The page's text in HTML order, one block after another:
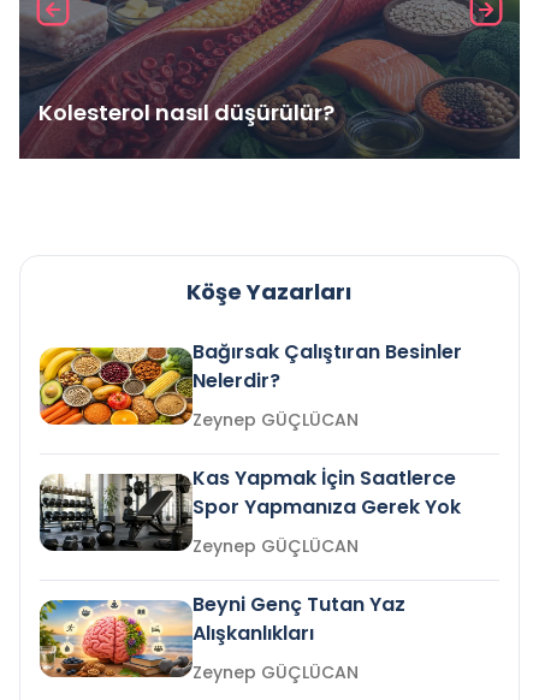
Kolesterol nasıl düşürülür?
Köşe Yazarları
Bağırsak Çalıştıran Besinler
Nelerdir?
Zeynep GÜÇLÜCAN
Kas Yapmak İçin Saatlerce
Spor Yapmanıza Gerek Yok
Zeynep GÜÇLÜCAN
Beyni Genç Tutan Yaz
Alışkanlıkları
Zeynep GÜÇLÜCAN